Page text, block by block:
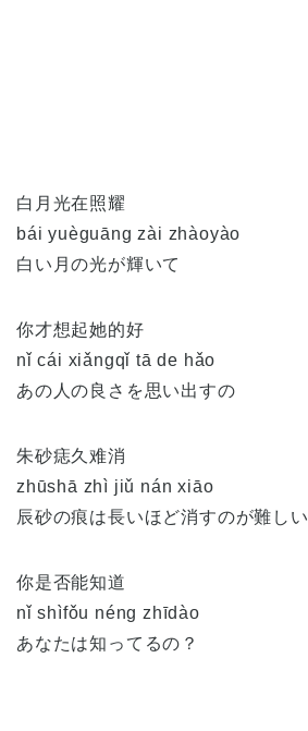
白月光在照耀
bái yuèguāng zài zhàoyào
白い月の光が輝いて
你才想起她的好
nǐ cái xiǎngqǐ tā de hǎo
あの人の良さを思い出すの
朱砂痣久难消
zhūshā zhì jiǔ nán xiāo
辰砂の痕は長いほど消すのが難しい
你是否能知道
nǐ shìfǒu néng zhīdào
あなたは知ってるの？